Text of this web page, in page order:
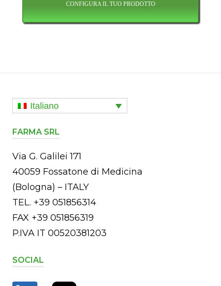
CONFIGURA IL TUO PRODOTTO
Italiano
FARMA SRL
Via G. Galilei 171
40059 Fossatone di Medicina
(Bologna) – ITALY
TEL. +39 051856314
FAX +39 051856319
P.IVA IT 00520381203
SOCIAL